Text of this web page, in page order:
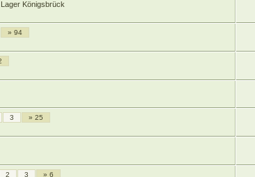
Königsbrück
» 94
3 » 25
2 3 » 6